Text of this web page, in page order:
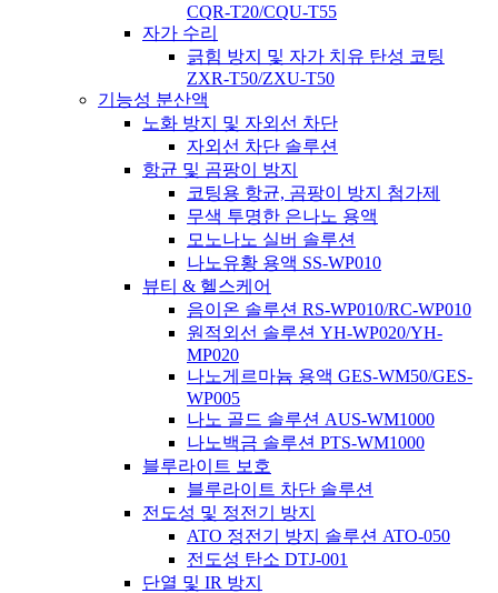
CQR-T20/CQU-T55
자가 수리
긁힘 방지 및 자가 치유 탄성 코팅
ZXR-T50/ZXU-T50
기능성 분산액
노화 방지 및 자외선 차단
자외선 차단 솔루션
항균 및 곰팡이 방지
코팅용 항균, 곰팡이 방지 첨가제
무색 투명한 은나노 용액
모노나노 실버 솔루션
나노유황 용액 SS-WP010
뷰티 & 헬스케어
음이온 솔루션 RS-WP010/RC-WP010
원적외선 솔루션 YH-WP020/YH-
MP020
나노게르마늄 용액 GES-WM50/GES-
WP005
나노 골드 솔루션 AUS-WM1000
나노백금 솔루션 PTS-WM1000
블루라이트 보호
블루라이트 차단 솔루션
전도성 및 정전기 방지
ATO 정전기 방지 솔루션 ATO-050
전도성 탄소 DTJ-001
단열 및 IR 방지